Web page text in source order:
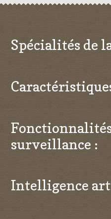
Spécialités de
surveillance :
Intelligence